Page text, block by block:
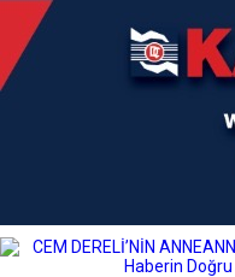
11:03 ZGC’DEN